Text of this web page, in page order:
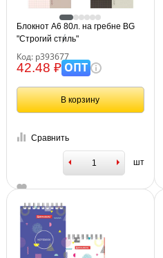
Блокнот А6 80л. на гребне BG
"Строгий стиль"
Код: р393677
42.48 ₽ОПТ
В корзину
Сравнить
шт